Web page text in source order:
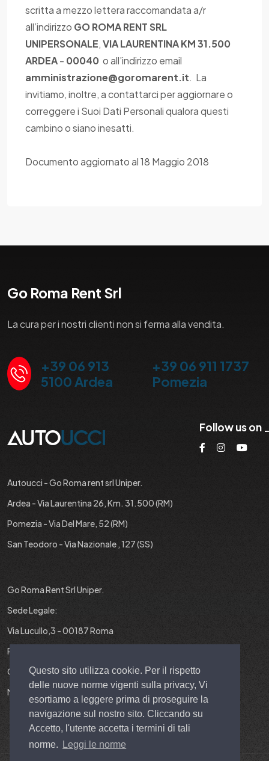
Questo sito utilizza cookie. Per il rispetto
delle nuove norme vigenti sulla privacy, Vi
esortiamo a leggere prima di proseguire la
navigazione sul nostro sito. Cliccando su
Accetto, l'utente accetta i termini di tali
norme.
Leggi le norme
scritta a mezzo lettera raccomandata a/r
all’indirizzo GO ROMA RENT SRL
UNIPERSONALE,VIA LAURENTINA KM 31.500
ARDEA- 00040 o all’indirizzo email
amministrazione@goromarent.it. La
invitiamo, inoltre, a contattarci per aggiornare o
correggere i Suoi Dati Personali qualora questi
cambino o siano inesatti.
Documento aggiornato al 18 Maggio 2018
Go Roma Rent Srl
La cura per i nostri clienti non si ferma alla vendita.
+39 06 913
5100 Ardea
+39 06 911 1737
Pomezia
Follow us on
Autoucci - Go Roma rent srl Uniper.
Ardea - Via Laurentina 26, Km. 31.500 (RM)
Pomezia - Via Del Mare, 52 (RM)
San Teodoro - Via Nazionale , 127 (SS)
Go Roma Rent Srl Uniper.
Sede Legale:
Via Lucullo,3 - 00187 Roma
P.IVA : 12829431001
Cap. Soc. : 10.000 EURO I.V.
N° REA : RM-1403299